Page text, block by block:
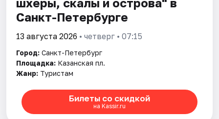
Санкт-Петербурге
13 августа 2026 • четверг • 07:15
Город: Санкт-Петербург
Площадка: Казанская пл.
Жанр: Туристам
Билеты со скидкой
на Kassir.ru